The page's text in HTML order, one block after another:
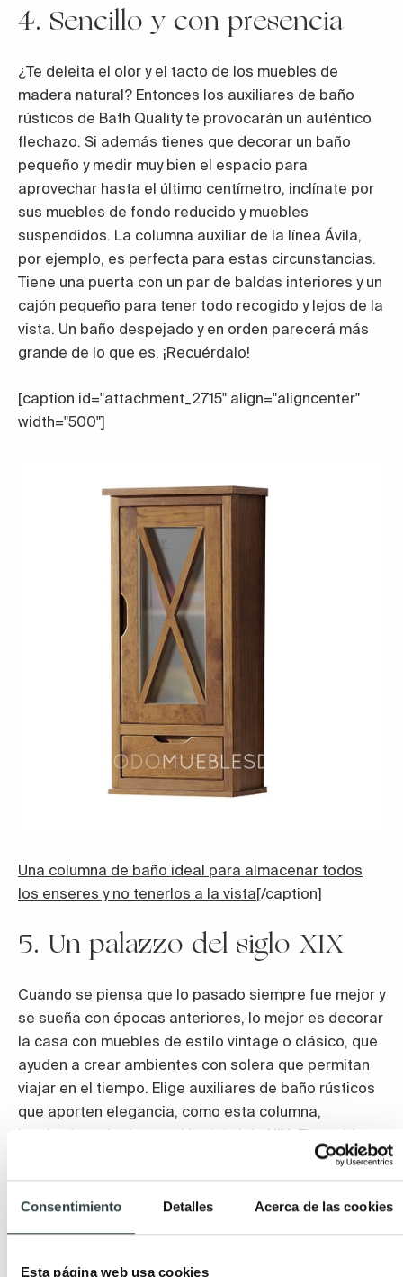
Consentimiento Detalles Acerca de las cookies
Esta página web usa cookies
4. Sencillo y con presencia
¿Te deleita el olor y el tacto de los muebles de
madera natural? Entonces los auxiliares de baño
rústicos de Bath Quality te provocarán un auténtico
flechazo. Si además tienes que decorar un baño
pequeño y medir muy bien el espacio para
aprovechar hasta el último centímetro, inclínate por
sus muebles de fondo reducido y muebles
suspendidos. La columna auxiliar de la línea Ávila,
por ejemplo, es perfecta para estas circunstancias.
Tiene una puerta con un par de baldas interiores y un
cajón pequeño para tener todo recogido y lejos de la
vista. Un baño despejado y en orden parecerá más
grande de lo que es. ¡Recuérdalo!
[caption id="attachment_2715" align="aligncenter"
width="500"]
Una columna de baño ideal para almacenar todos
los enseres y no tenerlos a la vista[/caption]
5. Un palazzo del siglo XIX
Cuando se piensa que lo pasado siempre fue mejor y
se sueña con épocas anteriores, lo mejor es decorar
la casa con muebles de estilo vintage o clásico, que
ayuden a crear ambientes con solera que permitan
viajar en el tiempo. Elige auxiliares de baño rústicos
que aporten elegancia, como esta columna,
inspirada en la decoración del siglo XIX. El mueble
Classical de Ávila Dos es realmente sublime. ¿Has
visto que líneas curvas más poderosas? Sin duda
será la protagonista del baño. La estancia parecerá